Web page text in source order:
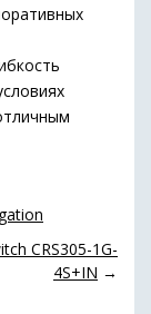
CRS305-1G-
4S+IN →